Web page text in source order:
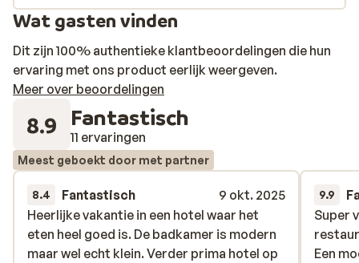
al binnen 500 meter!
Wat gasten vinden
Dit zijn 100% authentieke klantbeoordelingen die hun
ervaring met ons product eerlijk weergeven.
Meer over beoordelingen
8.9 Fantastisch
11 ervaringen
Meest geboekt door met partner
8.4 Fantastisch
9 okt. 2025
Heerlijke vakantie in een hotel waar het
eten heel goed is. De badkamer is modern
maar wel echt klein. Verder prima hotel op
Heerlijke vakantie in een hotel waar het
eten heel goed is. De badkamer is modern
maar wel echt klein. Verder prima hotel op
9.9
Super
Een
Super
Een